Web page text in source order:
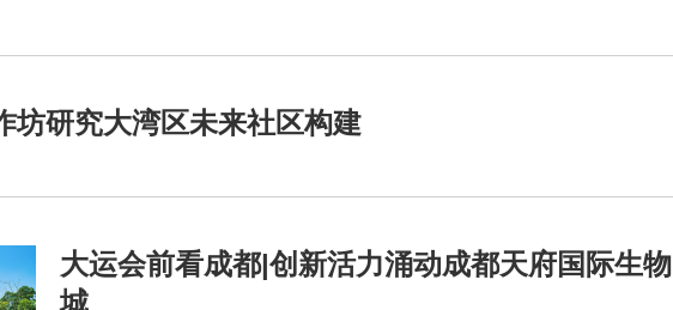
坊研究大湾区未来社区构建
大运会前看成都|创新活力涌动成都天府国际生物
城